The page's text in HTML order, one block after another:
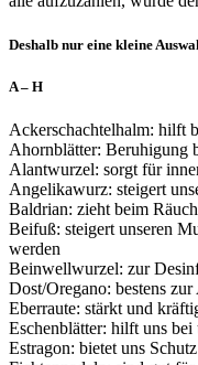
Deshalb nur eine kleine
A – H
Ackerschachtelhalm: hilft
Ahornblätter: Beruhigung
Alantwurzel: sorgt für
Angelikawurz: steigert
Baldrian: zieht beim
Beifuß: steigert unseren
werden
Beinwellwurzel: zur
Dost/Oregano: bestens
Eberraute: stärkt und
Eschenblätter: hilft uns bei
Estragon: bietet uns Schutz